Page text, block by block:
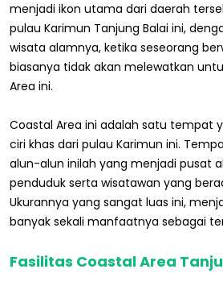
menjadi ikon utama dari daerah
pulau Karimun Tanjung Balai ini,
wisata alamnya, ketika seseorang
biasanya tidak akan melewatkan
Area ini.
Coastal Area ini adalah satu tempat
ciri khas dari pulau Karimun ini.
alun-alun inilah yang menjadi pusat
penduduk serta wisatawan yang
Ukurannya yang sangat luas ini,
banyak sekali manfaatnya sebagai
Fasilitas Coastal Area